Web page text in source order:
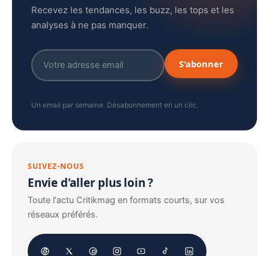
Recevez les tendances, les buzz, les tops et les
analyses à ne pas manquer.
S'abonner
Un email par semaine. Désabonnement en un clic.
SUIVEZ-NOUS
Envie d'aller plus loin ?
Toute l'actu Critikmag en formats courts, sur vos
réseaux préférés.